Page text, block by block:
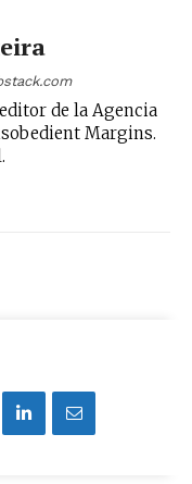
de la Agencia
Margins.